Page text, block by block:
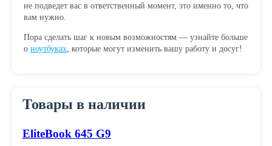
не подведет вас в ответственный момент, это именно то, что
вам нужно.
Пора сделать шаг к новым возможностям — узнайте больше
о ноутбуках, которые могут изменить вашу работу и досуг!
Товары в наличии
EliteBook 645 G9